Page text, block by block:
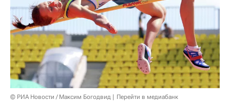
© РИА Новости / Максим Богодвид Перейти в медиабанк